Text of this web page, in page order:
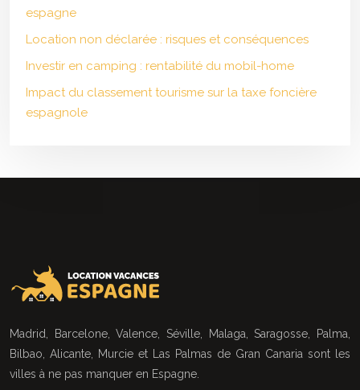
espagne
Location non déclarée : risques et conséquences
Investir en camping : rentabilité du mobil-home
Impact du classement tourisme sur la taxe foncière
espagnole
Madrid, Barcelone, Valence, Séville, Malaga, Saragosse, Palma,
Bilbao, Alicante, Murcie et Las Palmas de Gran Canaria sont les
villes à ne pas manquer en Espagne.